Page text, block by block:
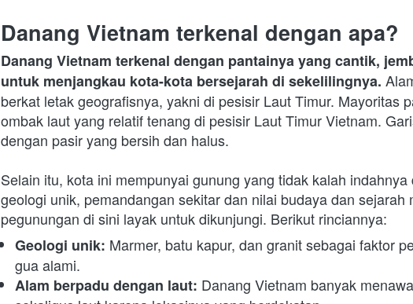
Danang Vietnam terkenal dengan apa?
Danang Vietnam terkenal dengan pantainya yang cantik,
untuk menjangkau kota-kota bersejarah di sekelilingnya.
berkat letak geografisnya, yakni di pesisir Laut Timur. Mayoritas
ombak laut yang relatif tenang di pesisir Laut Timur Vietnam.
dengan pasir yang bersih dan halus.
Selain itu, kota ini mempunyai gunung yang tidak kalah
geologi unik, pemandangan sekitar dan nilai budaya dan sejarah
pegunungan di sini layak untuk dikunjungi. Berikut rinciannya:
Geologi unik: Marmer, batu kapur, dan granit sebagai faktor
gua alami.
Alam berpadu dengan laut: Danang Vietnam banyak